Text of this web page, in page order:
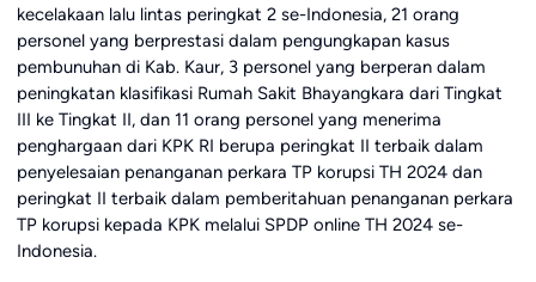
kecelakaan lalu lintas peringkat 2 se-Indonesia, 21 orang
personel yang berprestasi dalam pengungkapan kasus
pembunuhan di Kab. Kaur, 3 personel yang berperan dalam
peningkatan klasifikasi Rumah Sakit Bhayangkara dari Tingkat
III ke Tingkat II, dan 11 orang personel yang menerima
penghargaan dari KPK RI berupa peringkat II terbaik dalam
penyelesaian penanganan perkara TP korupsi TH 2024 dan
peringkat II terbaik dalam pemberitahuan penanganan perkara
TP korupsi kepada KPK melalui SPDP online TH 2024 se-
Indonesia.